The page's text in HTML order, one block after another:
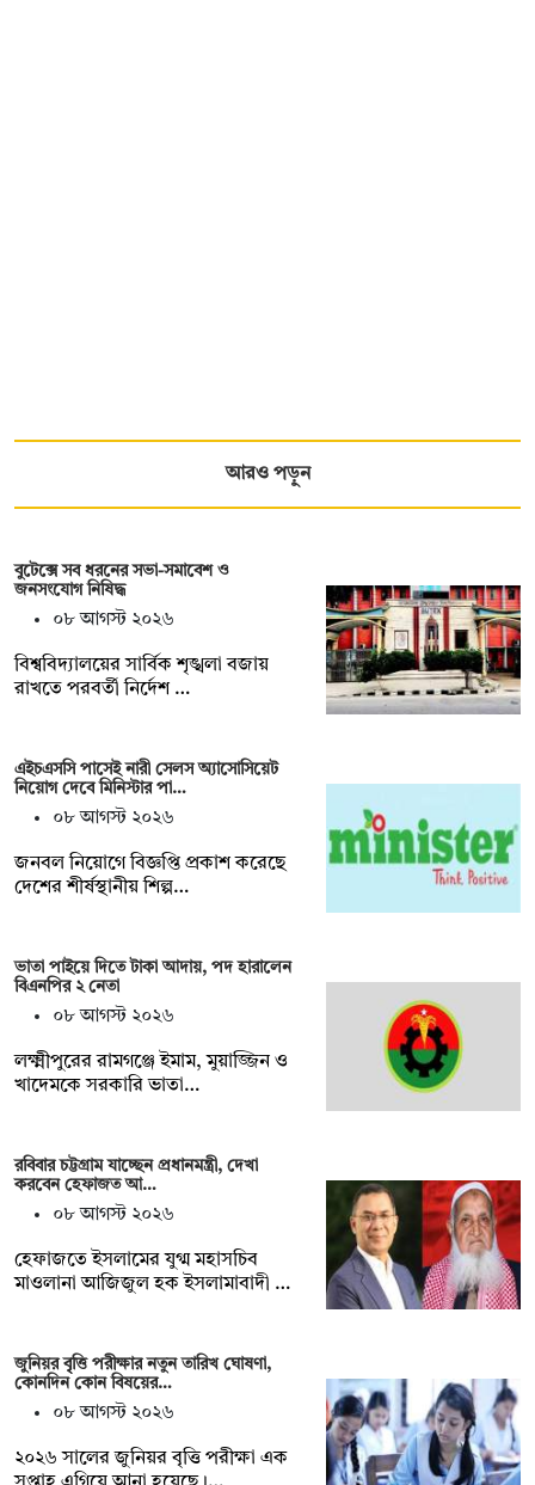
আরও পড়ুন
বুটেক্সে সব ধরনের সভা-সমাবেশ ও
জনসংযোগ নিষিদ্ধ
০৮ আগস্ট ২০২৬
বিশ্ববিদ্যালয়ের সার্বিক শৃঙ্খলা বজায়
রাখতে পরবর্তী নির্দেশ …
এইচএসসি পাসেই নারী সেলস অ্যাসোসিয়েট
নিয়োগ দেবে মিনিস্টার পা…
০৮ আগস্ট ২০২৬
জনবল নিয়োগে বিজ্ঞপ্তি প্রকাশ করেছে
দেশের শীর্ষস্থানীয় শিল্প…
ভাতা পাইয়ে দিতে টাকা আদায়, পদ হারালেন
বিএনপির ২ নেতা
০৮ আগস্ট ২০২৬
লক্ষ্মীপুরের রামগঞ্জে ইমাম, মুয়াজ্জিন ও
খাদেমকে সরকারি ভাতা…
রবিবার চট্টগ্রাম যাচ্ছেন প্রধানমন্ত্রী, দেখা
করবেন হেফাজত আ…
০৮ আগস্ট ২০২৬
হেফাজতে ইসলামের যুগ্ম মহাসচিব
মাওলানা আজিজুল হক ইসলামাবাদী …
জুনিয়র বৃৃত্তি পরীক্ষার নতুন তারিখ ঘোষণা,
কোনদিন কোন বিষয়ের…
০৮ আগস্ট ২০২৬
২০২৬ সালের জুনিয়র বৃত্তি পরীক্ষা এক